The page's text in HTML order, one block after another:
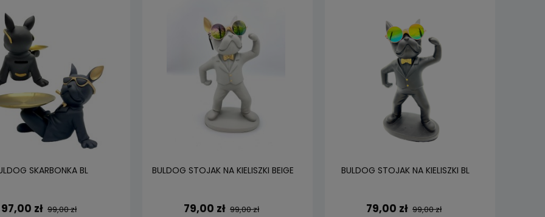
SKARBONKA BL
97,00 zł 99,00 zł
BULDOG STOJAK NA KIELISZKI BEIGE
79,00 zł 99,00 zł
BULDOG STOJAK NA KIELISZKI BL
79,00 zł 99,00 zł